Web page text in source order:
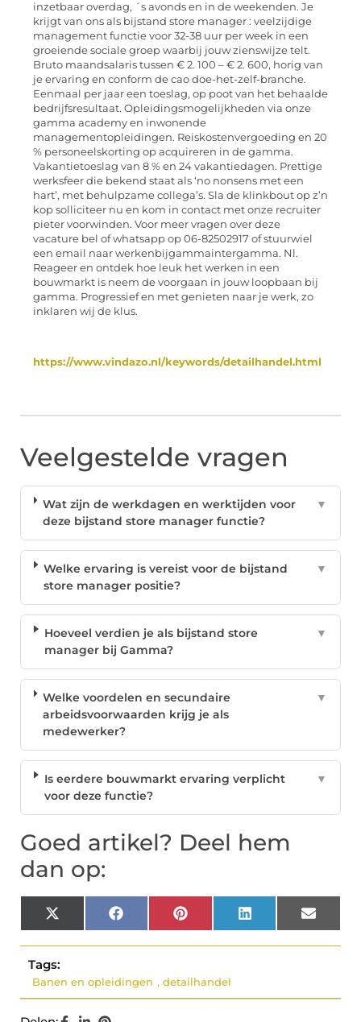
inzetbaar overdag, ´s avonds en in de weekenden. Je
krijgt van ons als bijstand store manager : veelzijdige
management functie voor 32-38 uur per week in een
groeiende sociale groep waarbij jouw zienswijze telt.
Bruto maandsalaris tussen € 2. 100 – € 2. 600, horig van
je ervaring en conform de cao doe-het-zelf-branche.
Eenmaal per jaar een toeslag, op poot van het behaalde
bedrijfsresultaat. Opleidingsmogelijkheden via onze
gamma academy en inwonende
managementopleidingen. Reiskostenvergoeding en 20
% personeelskorting op acquireren in de gamma.
Vakantietoeslag van 8 % en 24 vakantiedagen. Prettige
werksfeer die bekend staat als ‘no nonsens met een
hart’, met behulpzame collega’s. Sla de klinkbout op z’n
kop solliciteer nu en kom in contact met onze recruiter
pieter voorwinden. Voor meer vragen over deze
vacature bel of whatsapp op 06-82502917 of stuurwiel
een email naar werkenbijgammaintergamma. Nl.
Reageer en ontdek hoe leuk het werken in een
bouwmarkt is neem de voorgaan in jouw loopbaan bij
gamma. Progressief en met genieten naar je werk, zo
inklaren wij de klus.
https://www.vindazo.nl/keywords/detailhandel.html
Veelgestelde vragen
Wat zijn de werkdagen en werktijden voor
deze bijstand store manager functie?
▼
Welke ervaring is vereist voor de bijstand
store manager positie?
▼
Hoeveel verdien je als bijstand store
manager bij Gamma?
▼
Welke voordelen en secundaire
arbeidsvoorwaarden krijg je als
medewerker?
▼
Is eerdere bouwmarkt ervaring verplicht
voor deze functie?
▼
Goed artikel? Deel hem
dan op:
X
(Twitter)
Facebook Pinterest LinkedIn Email
Tags:
Banen en opleidingen , detailhandel